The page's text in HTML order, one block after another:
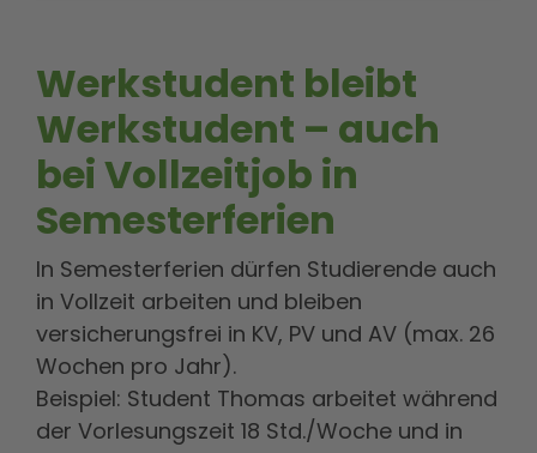
Werkstudent bleibt
Werkstudent – auch
bei Vollzeitjob in
Semesterferien
In Semesterferien dürfen Studierende auch
in Vollzeit arbeiten und bleiben
versicherungsfrei in KV, PV und AV (max. 26
Wochen pro Jahr).
Beispiel: Student Thomas arbeitet während
der Vorlesungszeit 18 Std./Woche und in